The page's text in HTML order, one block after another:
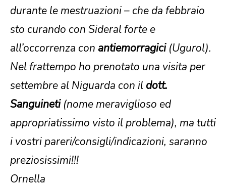
durante le mestruazioni – che da febbraio
sto curando con Sideral forte e
all’occorrenza con antiemorragici(Ugurol).
Nel frattempo ho prenotato una visita per
settembre al Niguarda con il dott.
Sanguineti(nome meraviglioso ed
appropriatissimo visto il problema), ma tutti
i vostri pareri/consigli/indicazioni, saranno
preziosissimi!!!
Ornella